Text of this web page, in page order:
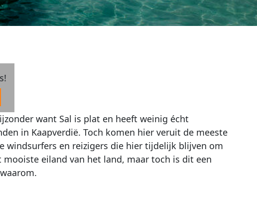
want Sal is plat en heeft weinig écht
in Kaapverdië. Toch komen hier veruit de meeste
windsurfers en reizigers die hier tijdelijk blijven om
eiland van het land, maar toch is dit een